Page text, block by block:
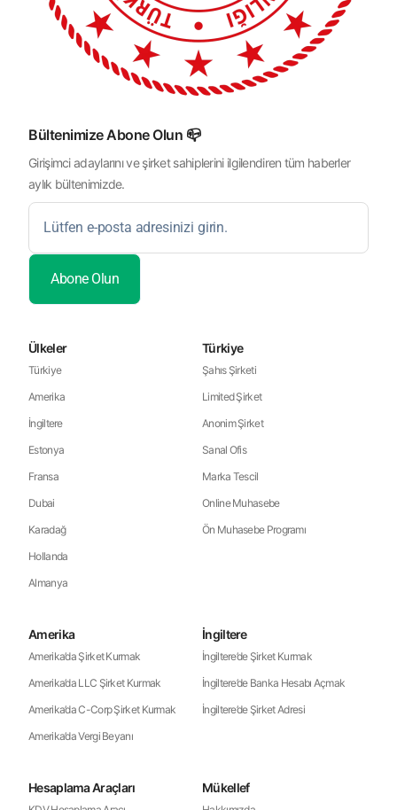
Bültenimize Abone Olun 📪
Girişimci adaylarını ve şirket sahiplerini ilgilendiren tüm haberler
aylık bültenimizde.
Ülkeler
Türkiye
Amerika
İngiltere
Estonya
Fransa
Dubai
Karadağ
Hollanda
Almanya
Türkiye
Şahıs Şirketi
Limited Şirket
Anonim Şirket
Sanal Ofis
Marka Tescil
Online Muhasebe
Ön Muhasebe Programı
Amerika
Amerika’da Şirket Kurmak
Amerika’da LLC Şirket Kurmak
Amerika’da C-Corp Şirket Kurmak
Amerika’da Vergi Beyanı
İngiltere
İngiltere’de Şirket Kurmak
İngiltere’de Banka Hesabı Açmak
İngiltere’de Şirket Adresi
Hesaplama Araçları Mükellef